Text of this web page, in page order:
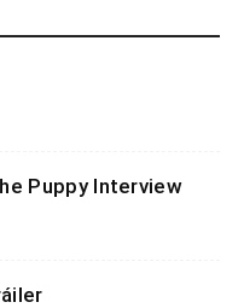
Puppy Interview